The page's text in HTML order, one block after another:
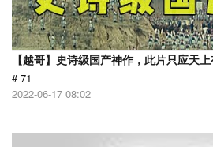
【越哥】史诗级国产神作，此片只应天
# 71
2022-06-17 08:02